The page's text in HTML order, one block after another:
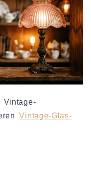
Vintage-Glas-